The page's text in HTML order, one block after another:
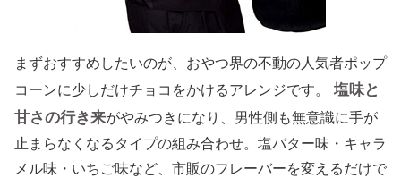
まずおすすめしたいのが、おやつ界の不動の人気者ポップ
コーンに少しだけチョコをかけるアレンジです。
塩味と
甘さの行き来がやみつきになり、男性側も無意識に手が
止まらなくなるタイプの組み合わせ。塩バター味・キャラ
メル味・いちご味など、市販のフレーバーを変えるだけで